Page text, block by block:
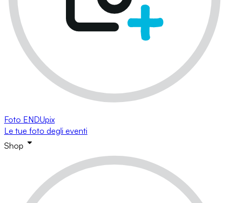
Foto ENDUpix
Le tue foto degli eventi
Shop